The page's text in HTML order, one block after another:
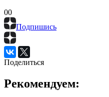
00
Подпишись
Поделиться
Рекомендуем: